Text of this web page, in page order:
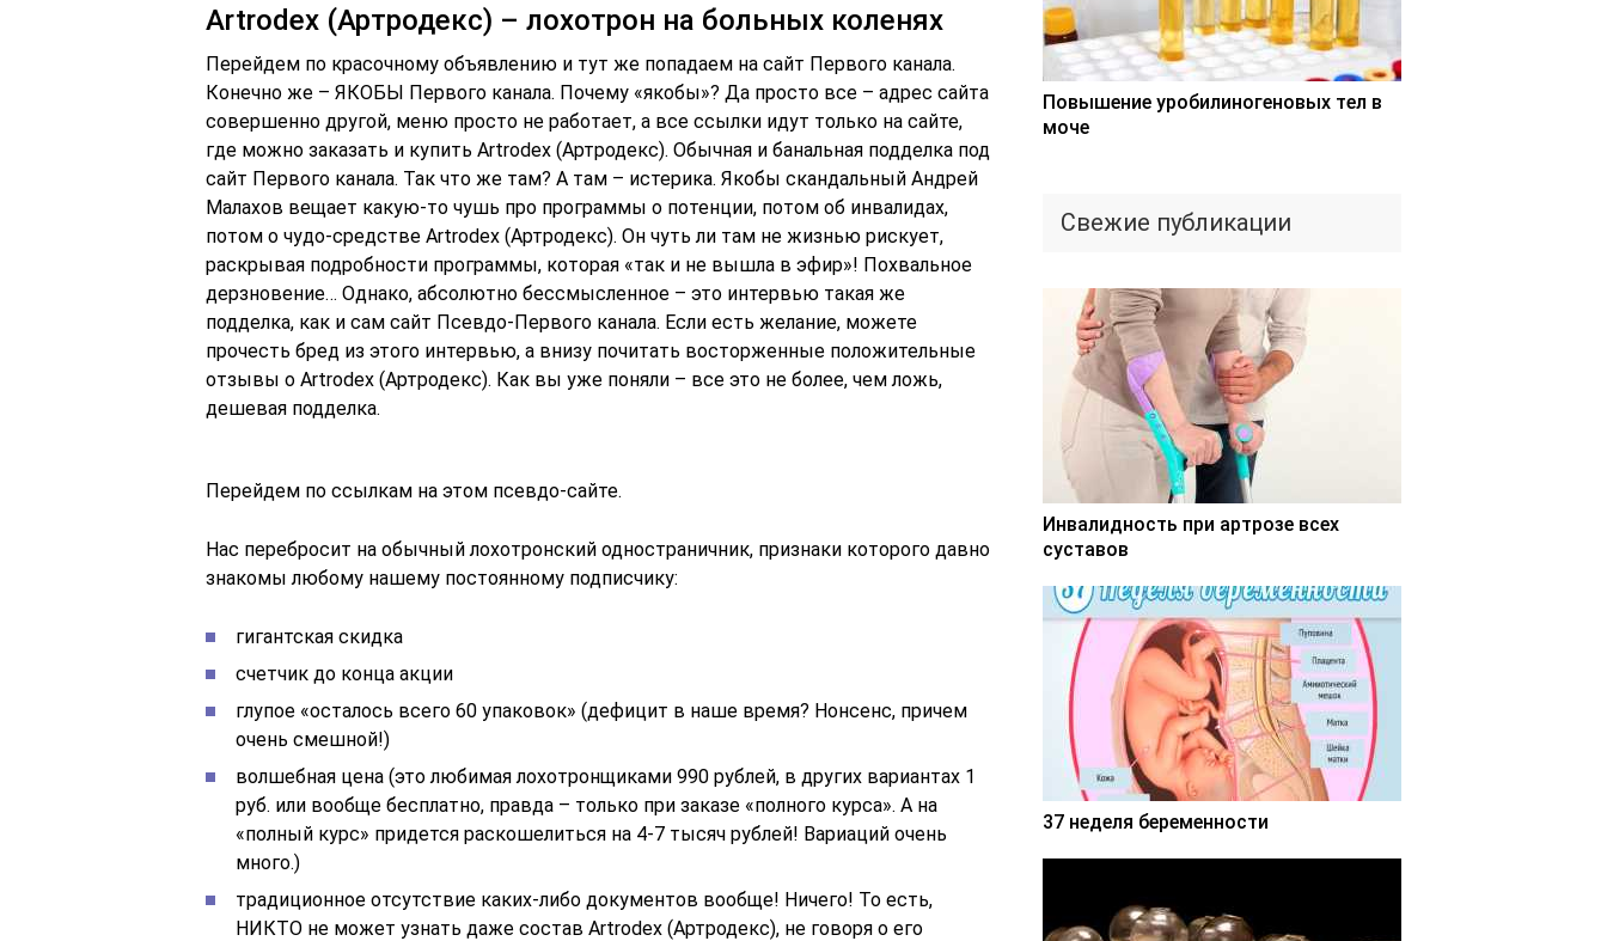
Artrodex (Артродекс) – лохотрон на больных коленях
Перейдем по красочному объявлению и тут же попадаем на сайт Первого канала.
Конечно же – ЯКОБЫ Первого канала. Почему «якобы»? Да просто все – адрес сайта
совершенно другой, меню просто не работает, а все ссылки идут только на сайте,
где можно заказать и купить Artrodex (Артродекс). Обычная и банальная подделка под
сайт Первого канала. Так что же там? А там – истерика. Якобы скандальный Андрей
Малахов вещает какую-то чушь про программы о потенции, потом об инвалидах,
потом о чудо-средстве Artrodex (Артродекс). Он чуть ли там не жизнью рискует,
раскрывая подробности программы, которая «так и не вышла в эфир»! Похвальное
дерзновение… Однако, абсолютно бессмысленное – это интервью такая же
подделка, как и сам сайт Псевдо-Первого канала. Если есть желание, можете
прочесть бред из этого интервью, а внизу почитать восторженные положительные
отзывы о Artrodex (Артродекс). Как вы уже поняли – все это не более, чем ложь,
дешевая подделка.
Перейдем по ссылкам на этом псевдо-сайте.
Нас перебросит на обычный лохотронский одностраничник, признаки которого давно
знакомы любому нашему постоянному подписчику:
гигантская скидка
счетчик до конца акции
глупое «осталось всего 60 упаковок» (дефицит в наше время? Нонсенс, причем
очень смешной!)
волшебная цена (это любимая лохотронщиками 990 рублей, в других вариантах 1
руб. или вообще бесплатно, правда – только при заказе «полного курса». А на
«полный курс» придется раскошелиться на 4-7 тысяч рублей! Вариаций очень
много.)
традиционное отсутствие каких-либо документов вообще! Ничего! То есть,
НИКТО не может узнать даже состав Artrodex (Артродекс), не говоря о его
Повышение уробилиногеновых тел в
моче
Свежие публикации
Инвалидность при артрозе всех
суставов
37 неделя беременности